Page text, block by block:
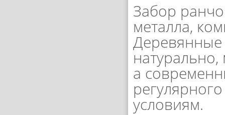
Забор
металла,
Деревянные
а
условиям.